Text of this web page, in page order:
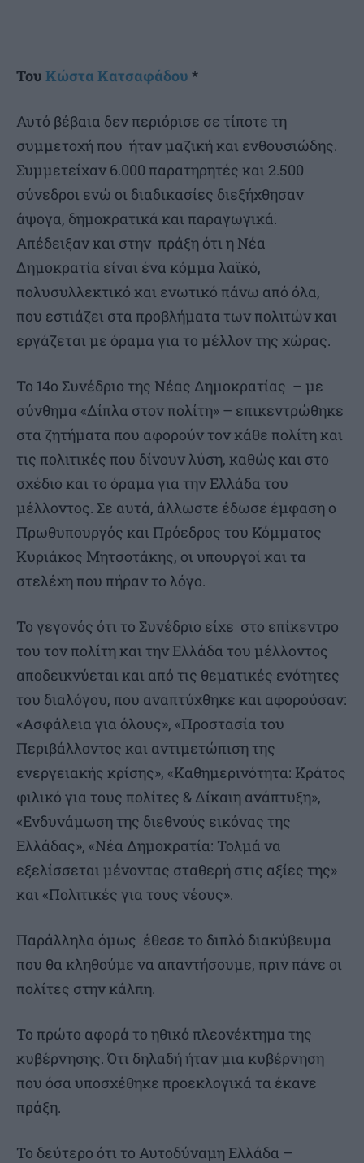
Του Κώστα Κατσαφάδου *
Αυτό βέβαια δεν περιόρισε σε τίποτε τη
συμμετοχή που ήταν μαζική και ενθουσιώδης.
Συμμετείχαν 6.000 παρατηρητές και 2.500
σύνεδροι ενώ οι διαδικασίες διεξήχθησαν
άψογα, δημοκρατικά και παραγωγικά.
Απέδειξαν και στην πράξη ότι η Νέα
Δημοκρατία είναι ένα κόμμα λαϊκό,
πολυσυλλεκτικό και ενωτικό πάνω από όλα,
που εστιάζει στα προβλήματα των πολιτών και
εργάζεται με όραμα για το μέλλον της χώρας.
Το 14o Συνέδριο της Νέας Δημοκρατίας – με
σύνθημα «Δίπλα στον πολίτη» – επικεντρώθηκε
στα ζητήματα που αφορούν τον κάθε πολίτη και
τις πολιτικές που δίνουν λύση, καθώς και στο
σχέδιο και το όραμα για την Ελλάδα του
μέλλοντος. Σε αυτά, άλλωστε έδωσε έμφαση ο
Πρωθυπουργός και Πρόεδρος του Κόμματος
Κυριάκος Μητσοτάκης, οι υπουργοί και τα
στελέχη που πήραν το λόγο.
Το γεγονός ότι το Συνέδριο είχε στο επίκεντρο
του τον πολίτη και την Ελλάδα του μέλλοντος
αποδεικνύεται και από τις θεματικές ενότητες
του διαλόγου, που αναπτύχθηκε και αφορούσαν:
«Ασφάλεια για όλους», «Προστασία του
Περιβάλλοντος και αντιμετώπιση της
ενεργειακής κρίσης», «Καθημερινότητα: Κράτος
φιλικό για τους πολίτες & Δίκαιη ανάπτυξη»,
«Ενδυνάμωση της διεθνούς εικόνας της
Ελλάδας», «Νέα Δημοκρατία: Τολμά να
εξελίσσεται μένοντας σταθερή στις αξίες της»
και «Πολιτικές για τους νέους».
Παράλληλα όμως έθεσε το διπλό διακύβευμα
που θα κληθούμε να απαντήσουμε, πριν πάνε οι
πολίτες στην κάλπη.
Το πρώτο αφορά το ηθικό πλεονέκτημα της
κυβέρνησης. Ότι δηλαδή ήταν μια κυβέρνηση
που όσα υποσχέθηκε προεκλογικά τα έκανε
πράξη.
Το δεύτερο ότι το Αυτοδύναμη Ελλάδα –